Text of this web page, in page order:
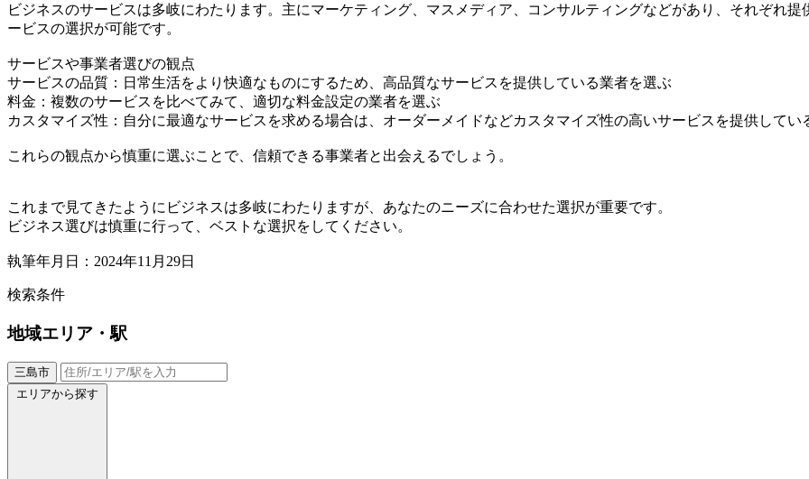
ビジネスのサービスは多岐にわたります。主にマーケティング、マスメディア、コンサルティングなどがあり、それぞれ
ービスの選択が可能です。
サービスや事業者選びの観点
サービスの品質：日常生活をより快適なものにするため、高品質なサービスを提供している業者を選ぶ
料金：複数のサービスを比べてみて、適切な料金設定の業者を選ぶ
カスタマイズ性：自分に最適なサービスを求める場合は、オーダーメイドなどカスタマイズ性の高いサービスを提供してい
これらの観点から慎重に選ぶことで、信頼できる事業者と出会えるでしょう。
これまで見てきたようにビジネスは多岐にわたりますが、あなたのニーズに合わせた選択が重要です。
ビジネス選びは慎重に行って、ベストな選択をしてください。
執筆年月日：2024年11月29日
検索条件
地域エリア・駅
三島市
エリアから探す